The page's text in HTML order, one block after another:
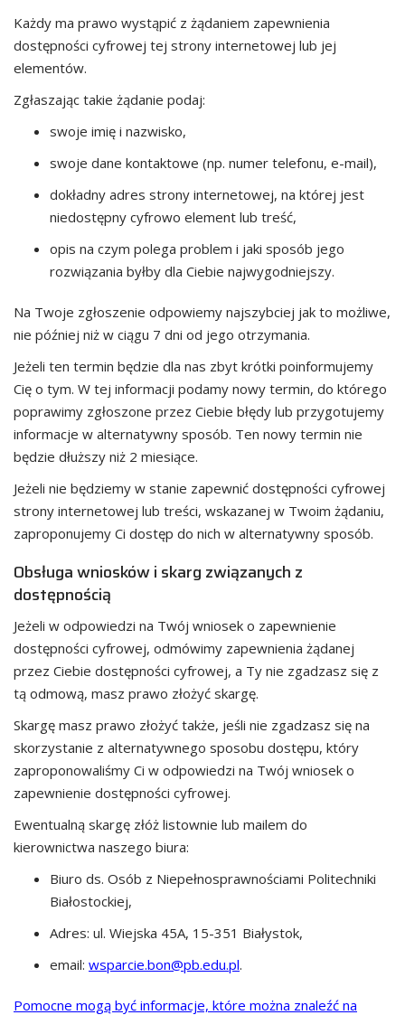
Każdy ma prawo wystąpić z żądaniem zapewnienia
dostępności cyfrowej tej strony internetowej lub jej
elementów.
Zgłaszając takie żądanie podaj:
swoje imię i nazwisko,
swoje dane kontaktowe (np. numer telefonu, e-mail),
dokładny adres strony internetowej, na której jest
niedostępny cyfrowo element lub treść,
opis na czym polega problem i jaki sposób jego
rozwiązania byłby dla Ciebie najwygodniejszy.
Na Twoje zgłoszenie odpowiemy najszybciej jak to możliwe,
nie później niż w ciągu 7 dni od jego otrzymania.
Jeżeli ten termin będzie dla nas zbyt krótki poinformujemy
Cię o tym. W tej informacji podamy nowy termin, do którego
poprawimy zgłoszone przez Ciebie błędy lub przygotujemy
informacje w alternatywny sposób. Ten nowy termin nie
będzie dłuższy niż 2 miesiące.
Jeżeli nie będziemy w stanie zapewnić dostępności cyfrowej
strony internetowej lub treści, wskazanej w Twoim żądaniu,
zaproponujemy Ci dostęp do nich w alternatywny sposób.
Obsługa wniosków i skarg związanych z
dostępnością
Jeżeli w odpowiedzi na Twój wniosek o zapewnienie
dostępności cyfrowej, odmówimy zapewnienia żądanej
przez Ciebie dostępności cyfrowej, a Ty nie zgadzasz się z
tą odmową, masz prawo złożyć skargę.
Skargę masz prawo złożyć także, jeśli nie zgadzasz się na
skorzystanie z alternatywnego sposobu dostępu, który
zaproponowaliśmy Ci w odpowiedzi na Twój wniosek o
zapewnienie dostępności cyfrowej.
Ewentualną skargę złóż listownie lub mailem do
kierownictwa naszego biura:
Biuro ds. Osób z Niepełnosprawnościami Politechniki
Białostockiej,
Adres: ul. Wiejska 45A, 15-351 Białystok,
email: wsparcie.bon@pb.edu.pl.
Pomocne mogą być informacje, które można znaleźć na